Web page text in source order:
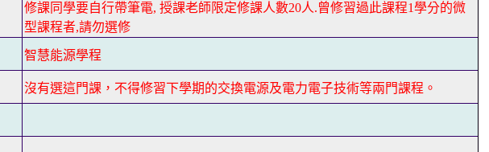
修課同學要自行帶筆電, 授課老師限定修課人數20人.曾修習過此課程1學分的微
型課程者,請勿選修
智慧能源學程
沒有選這門課，不得修習下學期的交換電源及電力電子技術等兩門課程。